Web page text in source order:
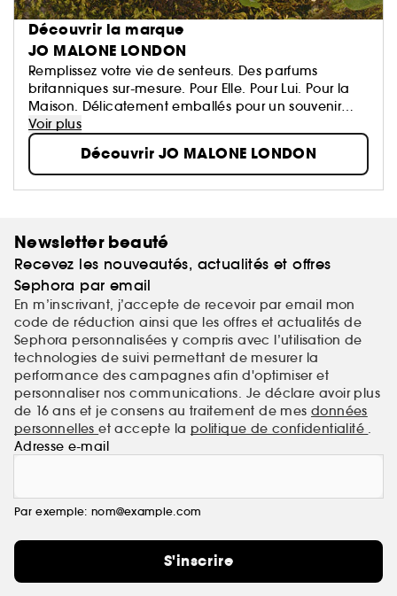
Découvrir la marque
JO MALONE LONDON
Remplissez votre vie de senteurs. Des parfums
britanniques sur-mesure. Pour Elle. Pour Lui. Pour la
Maison. Délicatement emballés pour un souvenir
inoubliable. Créez votre propre signature...
Voir plus
Découvrir JO MALONE LONDON
Newsletter beauté
Recevez les nouveautés, actualités et offres
Sephora par email
En m’inscrivant, j’accepte de recevoir par email mon
code de réduction ainsi que les offres et actualités de
Sephora personnalisées y compris avec l’utilisation de
technologies de suivi permettant de mesurer la
performance des campagnes afin d'optimiser et
personnaliser nos communications. Je déclare avoir plus
de 16 ans et je consens au traitement de mes données
personnelleset accepte la politique de confidentialité
Adresse e-mail
Par exemple: nom@example.com
S'inscrire